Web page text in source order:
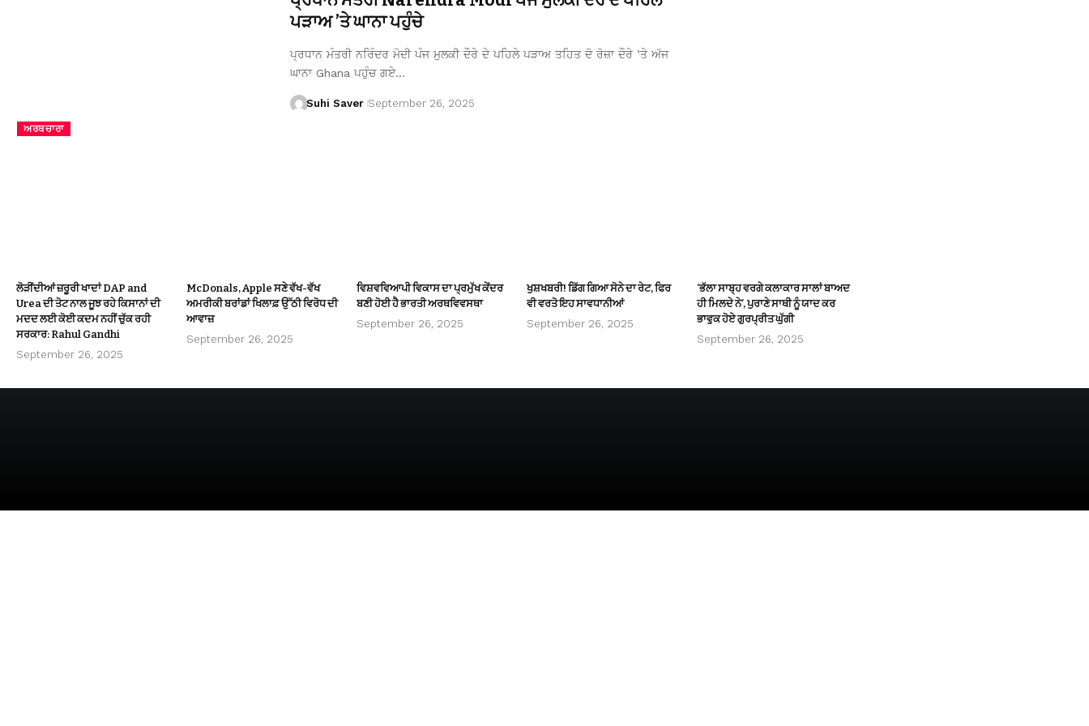
ਅਰਥਚਾਰਾ
ਪੜਾਅ ’ਤੇ ਘਾਨਾ ਪਹੁੰਚੇ
ਪ੍ਰਧਾਨ ਮੰਤਰੀ ਨਰਿੰਦਰ ਮੋਦੀ ਪੰਜ ਮੁਲਕੀ ਦੌਰੇ ਦੇ ਪਹਿਲੇ ਪੜਾਅ ਤਹਿਤ ਦੋ ਰੋਜ਼ਾ ਦੌਰੇ ’ਤੇ ਅੱਜ
ਘਾਨਾ Ghana ਪਹੁੰਚ ਗਏ…
Suhi Saver September 26, 2025
ਲੋੜੀਂਦੀਆਂ ਜ਼ਰੂਰੀ ਖਾਦਾਂ DAP and
Urea ਦੀ ਤੋਟ ਨਾਲ ਜੂਝ ਰਹੇ ਕਿਸਾਨਾਂ ਦੀ
ਮਦਦ ਲਈ ਕੋਈ ਕਦਮ ਨਹੀਂ ਚੁੱਕ ਰਹੀ
ਸਰਕਾਰ: Rahul Gandhi
September 26, 2025
McDonals, Apple ਸਣੇ ਵੱਖ-ਵੱਖ
ਅਮਰੀਕੀ ਬਰਾਂਡਾਂ ਖਿਲਾਫ਼ ਉੱਠੀ ਵਿਰੋਧ ਦੀ
ਆਵਾਜ਼
September 26, 2025
ਵਿਸ਼ਵਵਿਆਪੀ ਵਿਕਾਸ ਦਾ ਪ੍ਰਮੁੱਖ ਕੇਂਦਰ
ਬਣੀ ਹੋਈ ਹੈ ਭਾਰਤੀ ਅਰਥਵਿਵਸਥਾ
September 26, 2025
ਖੁਸ਼ਖਬਰੀ! ਡਿੱਗ ਗਿਆ ਸੋਨੇ ਦਾ ਰੇਟ, ਫਿਰ
ਵੀ ਵਰਤੋ ਇਹ ਸਾਵਧਾਨੀਆਂ
September 26, 2025
‘ਭੱਲਾ ਸਾਬ੍ਹ ਵਰਗੇ ਕਲਾਕਾਰ ਸਾਲਾਂ ਬਾਅਦ
ਹੀ ਮਿਲਦੇ ਨੇ’, ਪੁਰਾਣੇ ਸਾਥੀ ਨੂੰ ਯਾਦ ਕਰ
ਭਾਵੁਕ ਹੋਏ ਗੁਰਪ੍ਰੀਤ ਘੁੱਗੀ
September 26, 2025